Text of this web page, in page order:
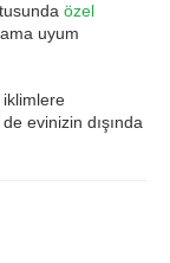
özel
uyum
iklimlere
evinizin dışında